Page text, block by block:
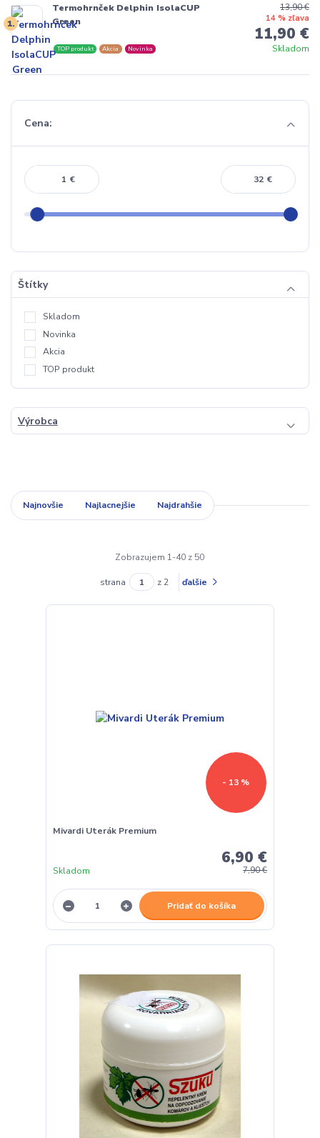
1.
Termohrnček Delphin IsolaCUP
Green
Skladom
TOP produkt Akcia Novinka
13,90 €
14 % zľava
11,90 €
Cena:
€ €
Štítky
Skladom
Novinka
Akcia
TOP produkt
Výrobca
Najnovšie Najlacnejšie Najdrahšie
Zobrazujem 1-40 z 50
strana z 2 ďalšie
- 13 %
Mivardi Uterák Premium
7,90 €
6,90 €
Skladom
Pridať do košíka